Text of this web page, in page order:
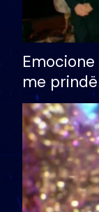
me
divorci